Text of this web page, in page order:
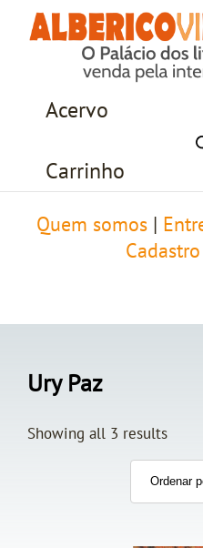
Acervo
Carrinho
Quem somos
Cadastro
Ury Paz
Showing all 3 results